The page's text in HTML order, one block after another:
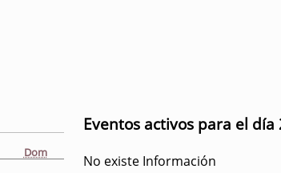
Dom
Eventos activos para el
No existe Información